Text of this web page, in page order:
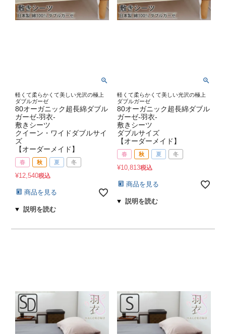
軽くて柔らかくて美しい光沢の極上
ダブルガーゼ
80オーガニック超長綿ダブル
ガーゼ-羽衣-
敷きシーツ
クイーン・ワイドダブルサイ
ズ
【オーダーメイド】
春 秋 夏 冬
¥12,540税込
商品を見る
軽くて柔らかくて美しい光沢の極上
ダブルガーゼ
80オーガニック超長綿ダブル
ガーゼ-羽衣-
敷きシーツ
ダブルサイズ
【オーダーメイド】
春 秋 夏 冬
¥10,813税込
商品を見る